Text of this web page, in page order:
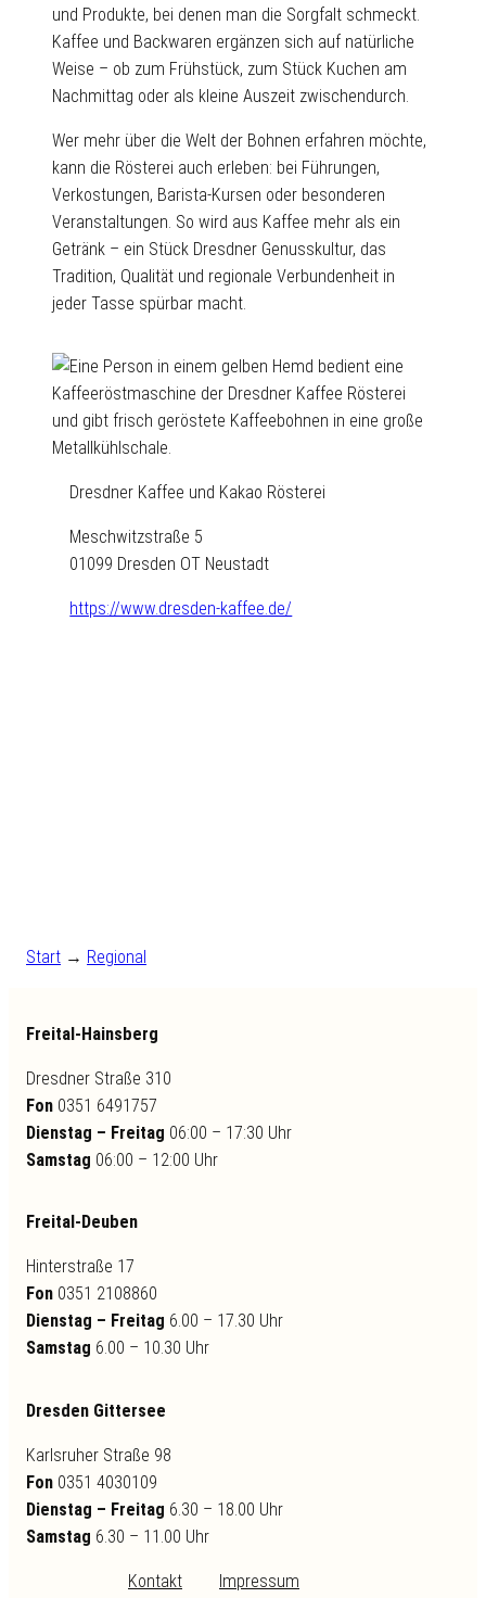
und Produkte, bei denen man die Sorgfalt schmeckt.
Kaffee und Backwaren ergänzen sich auf natürliche
Weise – ob zum Frühstück, zum Stück Kuchen am
Nachmittag oder als kleine Auszeit zwischendurch.
Wer mehr über die Welt der Bohnen erfahren möchte,
kann die Rösterei auch erleben: bei Führungen,
Verkostungen, Barista-Kursen oder besonderen
Veranstaltungen. So wird aus Kaffee mehr als ein
Getränk – ein Stück Dresdner Genusskultur, das
Tradition, Qualität und regionale Verbundenheit in
jeder Tasse spürbar macht.
Dresdner Kaffee und Kakao Rösterei
Meschwitzstraße 5
01099 Dresden OT Neustadt
https://www.dresden-kaffee.de/
Start → Regional
Freital-Hainsberg
Dresdner Straße 310
Fon 0351 6491757
Dienstag – Freitag 06:00 – 17:30 Uhr
Samstag 06:00 – 12:00 Uhr
Freital-Deuben
Hinterstraße 17
Fon 0351 2108860
Dienstag – Freitag 6.00 – 17.30 Uhr
Samstag 6.00 – 10.30 Uhr
Dresden Gittersee
Karlsruher Straße 98
Fon 0351 4030109
Dienstag – Freitag 6.30 – 18.00 Uhr
Samstag 6.30 – 11.00 Uhr
Kontakt Impressum